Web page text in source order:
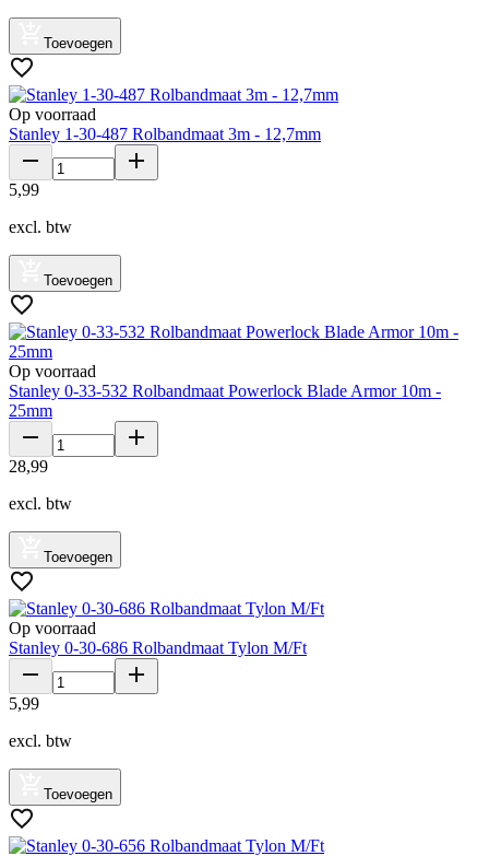
Toevoegen
Op voorraad
Stanley 1-30-487 Rolbandmaat 3m - 12,7mm
5,99
excl. btw
Toevoegen
Op voorraad
Stanley 0-33-532 Rolbandmaat Powerlock Blade Armor 10m -
25mm
28,99
excl. btw
Toevoegen
Op voorraad
Stanley 0-30-686 Rolbandmaat Tylon M/Ft
5,99
excl. btw
Toevoegen